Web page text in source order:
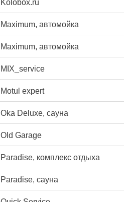
Kolobox.ru
Maximum, автомойка
Maximum, автомойка
MIX_service
Motul expert
Oka Deluxe, сауна
Old Garage
Paradise, комплекс отдыха
Paradise, сауна